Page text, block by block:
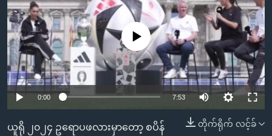
ရန်
ပင်မ
အ
ညွန်း
စာမျက်နှာ
သို့
ကျော်
ကြည့်
မကြေးမုံရဲ့ အင်္ဂလိပ်စာ
ရုပ်ရှင်ထဲက အင်္ဂလိပ်စာ
သုတပဒေသာ အင်္ဂလိပ်စာ
ရေဒီယို
တီဗွီ
ရေဒီယိုနှင့်ရုပ်သံ အချက်အလက်များ
ရေဒီယို/တီဗွီအစီအစဉ်
Learning English
ဗွီအိုအေ လူမှုကွန်ယက်များ
No media source currently available
0:00 7:53
တိုက်ရိုက် လင့်ခ်
ယူရို ၂၀၂၄ ဥရောပဖလားမှာတော့ စပိန်